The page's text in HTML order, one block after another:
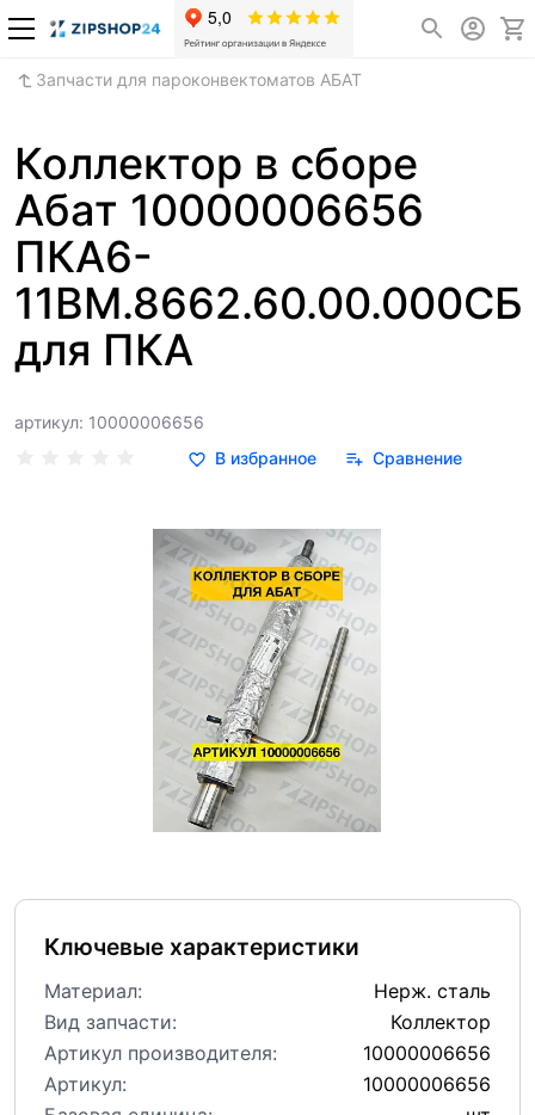
Запчасти для пароконвектоматов АБАТ
Коллектор в сборе
Абат 10000006656
ПКА6-
11ВМ.8662.60.00.000СБ
для ПКА
артикул: 10000006656
В избранное
Сравнение
Ключевые характеристики
Материал:
Нерж. сталь
Вид запчасти:
Коллектор
Артикул производителя:
10000006656
Артикул:
10000006656